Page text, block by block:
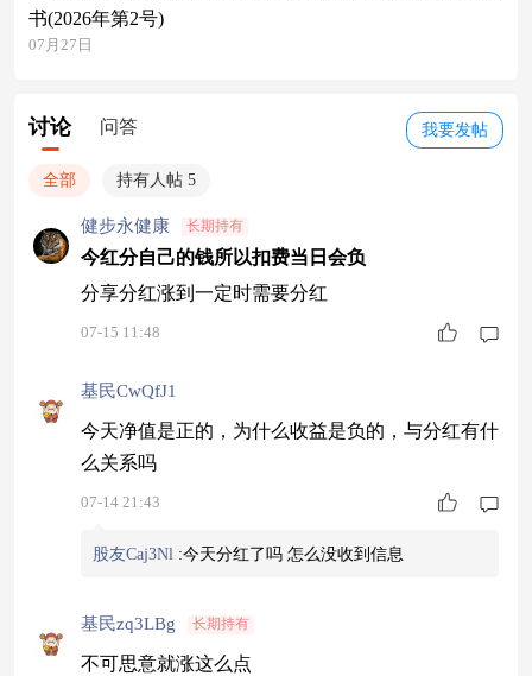
书(2026年第2号)
07月27日
我要发帖
讨论 问答
全部 持有人帖 5
健步永健康 长期持有
今红分自己的钱所以扣费当日会负
分享分红涨到一定时需要分红
07-15 11:48
基民CwQfJ1
今天净值是正的，为什么收益是负的，与分红有什
么关系吗
07-14 21:43
股友Caj3Nl :今天分红了吗 怎么没收到信息
基民zq3LBg 长期持有
不可思意就涨这么点